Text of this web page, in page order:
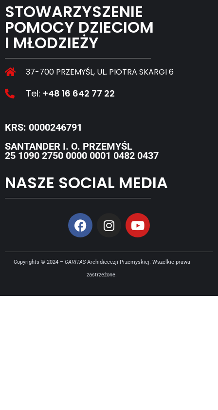
STOWARZYSZENIE
POMOCY DZIECIOM
I MŁODZIEŻY
37-700 PRZEMYŚL, UL. PIOTRA SKARGI 6
Tel: +48 16 642 77 22
KRS: 0000246791
SANTANDER I. O. PRZEMYŚL
25 1090 2750 0000 0001 0482 0437
NASZE SOCIAL MEDIA
Copyrights © 2024 – CARITASArchidiecezji Przemyskiej. Wszelkie prawa
zastrzeżone.